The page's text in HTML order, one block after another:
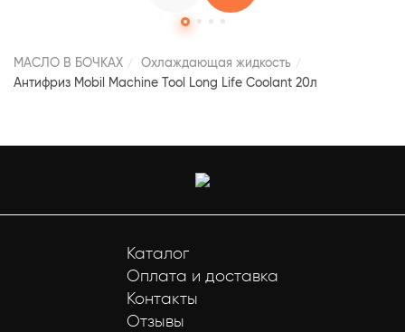
МАСЛО В БОЧКАХ
Охлаждающая жидкость
Антифриз Mobil Machine Tool Long Life Coolant 20л
Каталог
Оплата и доставка
Контакты
Отзывы